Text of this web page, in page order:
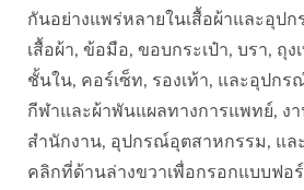
กันอย่างแพร่หลายในเสื้อผ้าและอุป
เสื้อผ้า, ข้อมือ, ขอบกระเป๋า, บรา, ถุง
ชั้นใน, คอร์เซ็ท, รองเท้า, และอุปกร
กีฬาและผ้าพันแผลทางการแพทย์, ง
สำนักงาน, อุปกรณ์อุตสาหกรรม, แ
คลิกที่ด้านล่างขวาเพื่อกรอกแบบฟอ